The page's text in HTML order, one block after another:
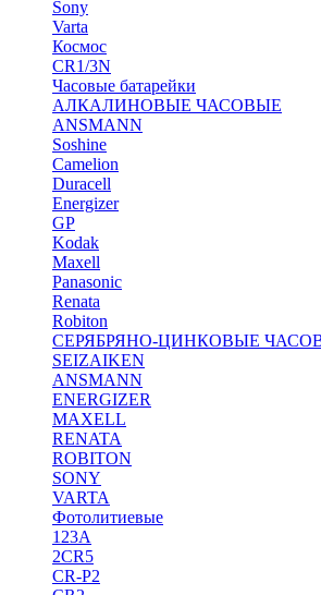
Sony
Varta
Космос
CR1/3N
Часовые батарейки
АЛКАЛИНОВЫЕ ЧАСОВЫЕ
ANSMANN
Soshine
Camelion
Duracell
Energizer
GP
Kodak
Maxell
Panasonic
Renata
Robiton
СЕРЯБРЯНО-ЦИНКОВЫЕ
SEIZAIKEN
ANSMANN
ENERGIZER
MAXELL
RENATA
ROBITON
SONY
VARTA
Фотолитиевые
123A
2CR5
CR-P2